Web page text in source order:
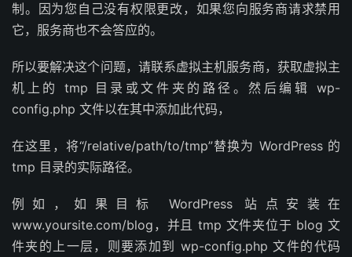
制。因为您自己没有权限更改，如果您向服务商请求禁用
它，服务商也不会答应的。
所以要解决这个问题，请联系虚拟主机服务商，获取虚拟主
机上的 tmp 目录或文件夹的路径。然后编辑 wp-
config.php 文件以在其中添加此代码，
在这里，将“/relative/path/to/tmp”替换为 WordPress 的
tmp 目录的实际路径。
例如，如果目标 WordPress 站点安装在
www.yoursite.com/blog，并且 tmp 文件夹位于 blog 文
件夹的上一层，则要添加到 wp-config.php 文件的代码